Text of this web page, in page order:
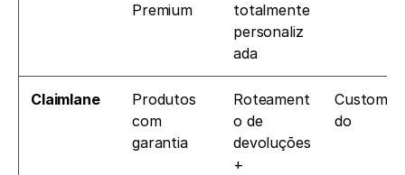
Premium
totalmente
personaliz
ada
Claimlane
Produtos
com
garantia
Roteament
o de
devoluções
+
do